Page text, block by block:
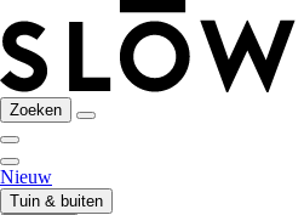
Zoeken
Nieuw
Tuin & buiten